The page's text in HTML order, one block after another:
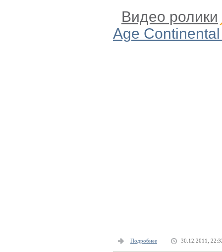
Видео ролики
Age
Подробнее 30.12.2011,